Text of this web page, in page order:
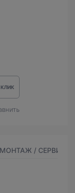
КЛИК
МОНТАЖ / СЕРВИС